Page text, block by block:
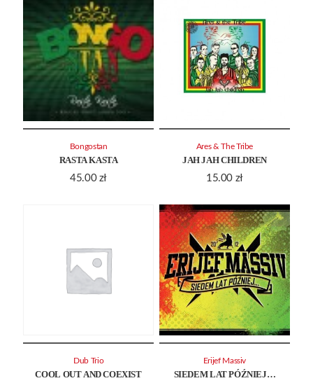
RASTA KASTA
45.00 zł
Bongostan
JAH JAH CHILDREN
15.00 zł
Ares & The Tribe
COOL OUT AND COEXIST
Dub Trio
SIEDEM LAT PÓŹNIEJ…
Erijef Massiv